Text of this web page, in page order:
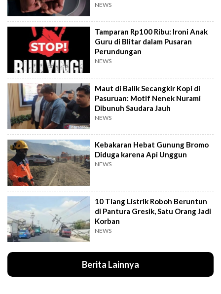
NEWS
Tamparan Rp100 Ribu: Ironi Anak
Guru di Blitar dalam Pusaran
Perundungan
NEWS
Maut di Balik Secangkir Kopi di
Pasuruan: Motif Nenek Nurami
Dibunuh Saudara Jauh
NEWS
Kebakaran Hebat Gunung Bromo
Diduga karena Api Unggun
NEWS
10 Tiang Listrik Roboh Beruntun
di Pantura Gresik, Satu Orang Jadi
Korban
NEWS
Berita Lainnya